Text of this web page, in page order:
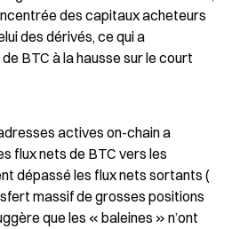
des capitaux acheteurs
des dérivés, ce qui a
BTC à la hausse sur le court
actives on-chain a
flux nets de BTC vers les
dépassé les flux nets sortants (
massif de grosses positions
que les « baleines » n’ont